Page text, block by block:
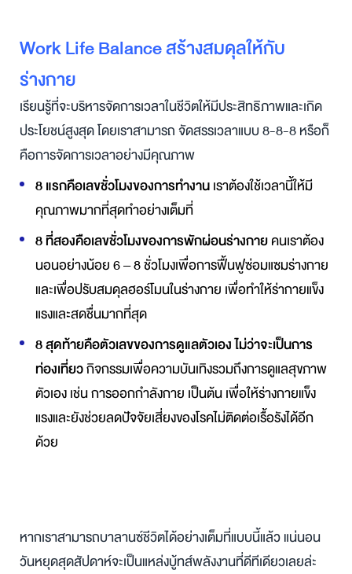
Work Life Balance สร้างสมดุลให้กับ
ร่างกาย
เรียนรู้ที่จะบริหารจัดการเวลาในชีวิตให้มีประสิทธิภาพและเกิด
ประโยชน์สูงสุด โดยเราสามารถ จัดสรรเวลาแบบ 8-8-8 หรือก็
คือการจัดการเวลาอย่างมีคุณภาพ
8 แรกคือเลขชั่วโมงของการทำงานเราต้องใช้เวลานี้ให้มี
คุณภาพมากที่สุดทำอย่างเต็มที่
8 ที่สองคือเลขชั่วโมงของการพักผ่อนร่างกายคนเราต้อง
นอนอย่างน้อย 6 – 8 ชั่วโมงเพื่อการฟื้นฟูซ่อมแซมร่างกาย
และเพื่อปรับสมดุลฮอร์โมนในร่างกาย เพื่อทำให้ร่ากายแข็ง
แรงและสดชื่นมากที่สุด
8 สุดท้ายคือตัวเลขของการดูแลตัวเอง ไม่ว่าจะเป็นการ
ท่องเที่ยวกิจกรรมเพื่อความบันเทิงรวมถึงการดูแลสุขภาพ
ตัวเอง เช่น การออกกำลังกาย เป็นต้น เพื่อให้ร่างกายแข็ง
แรงและยังช่วยลดปัจจัยเสี่ยงของโรคไม่ติดต่อเรื้อรังได้อีก
ด้วย
หากเราสามารถบาลานซ์ชีวิตได้อย่างเต็มที่แบบนี้แล้ว แน่นอน
วันหยุดสุดสัปดาห์จะเป็นแหล่งบู้ทส์พลังงานที่ดีทีเดียวเลยล่ะ